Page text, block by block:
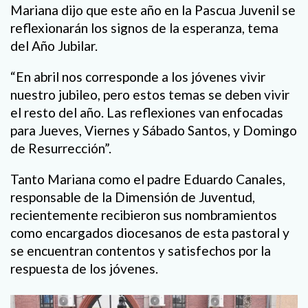
Mariana dijo que este año en la Pascua Juvenil se
reflexionarán los signos de la esperanza, tema
del Año Jubilar.
“En abril nos corresponde a los jóvenes vivir
nuestro jubileo, pero estos temas se deben vivir
el resto del año. Las reflexiones van enfocadas
para Jueves, Viernes y Sábado Santos, y Domingo
de Resurrección”.
Tanto Mariana como el padre Eduardo Canales,
responsable de la Dimensión de Juventud,
recientemente recibieron sus nombramientos
como encargados diocesanos de esta pastoral y
se encuentran contentos y satisfechos por la
respuesta de los jóvenes.